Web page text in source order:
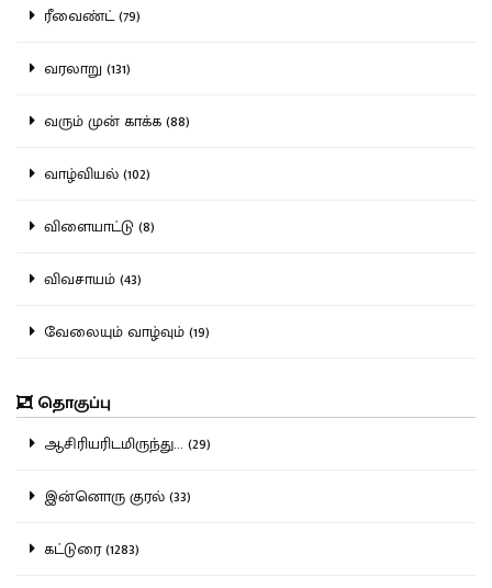
ரீவைண்ட் (79)
வரலாறு (131)
வரும் முன் காக்க (88)
வாழ்வியல் (102)
விளையாட்டு (8)
விவசாயம் (43)
வேலையும் வாழ்வும் (19)
தொகுப்பு
ஆசிரியரிடமிருந்து... (29)
இன்னொரு குரல் (33)
கட்டுரை (1283)